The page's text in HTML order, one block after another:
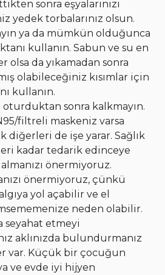
sonra eşyalarınızı
yedek torbalarınız olsun.
ya da mümkün olduğunca
kullanın. Sabun ve su en
olsa da yıkamadan sonra
olabileceğiniz kısımlar için
kullanın.
sonra kalkmayın.
filtreli maskeniz varsa
diğerleri de işe yarar. Sağlık
kadar tedarik edinceye
önermiyoruz.
önermiyoruz, çünkü
yol açabilir ve el
neden olabilir.
seyahat etmeyi
aklınızda bulundurmanız
var. Küçük bir çocuğun
ve evde iyi hijyen